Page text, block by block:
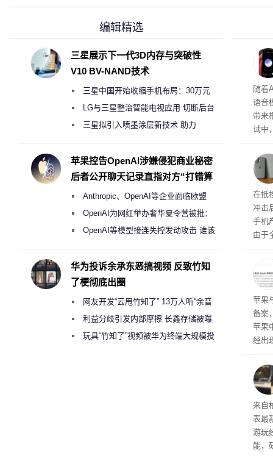
理”
随着
语音
带来
试中
互
桌面
系
在抵
冲击
手机
由于
前受
保
了
苹果
备案
苹果
经出
内
来自
表最
游玩
能，
编辑精选
三星展示下一代3D内存与突破性
V10 BV-NAND技术
三星中国开始收缩手机布局：30万元
月销售额不达标门店 将被逐步清退
LG与三星整治智能电视应用 切断后台
偷偷共享带宽的违规行为
三星拟引入喷墨涂层新技术 助力
度
苹果控告OpenAI涉嫌侵犯商业秘密
后者公开聊天记录直指对方“打错算
Anthropic、OpenAI等企业面临欧盟
《人工智能法案》全新执法权限审查
OpenAI为网红举办奢华夏令营被批：
2000美元一晚 遭讽“反乌托邦”
OpenAI等模型接连失控发动攻击 谁该
华为投诉余承东恶搞视频 反致竹知
了梗彻底出圈
网友开发“云甩竹知了” 13万人听“余音
绕梁”利益分歧引发内部摩擦 长鑫存储被曝
曾将华为驻场工程师驱逐出研发基地
玩具“竹知了”视频被华为终端大规模投